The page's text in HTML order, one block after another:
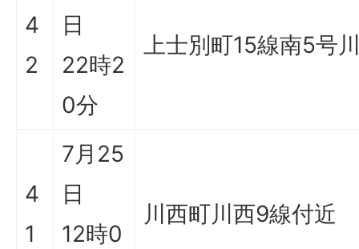
4
2
日
22時2
0分
上士別町15線南5号
4
1
7月25
日
12時0
川西町川西9線付近